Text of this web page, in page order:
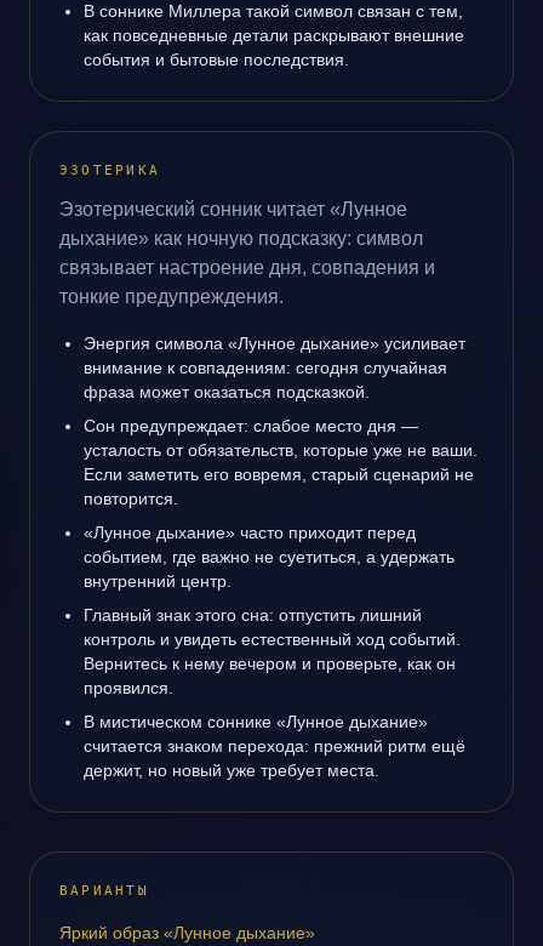
В соннике Миллера такой символ связан с тем,
как повседневные детали раскрывают внешние
события и бытовые последствия.
ЭЗОТЕРИКА
Эзотерический сонник читает «Лунное
дыхание» как ночную подсказку: символ
связывает настроение дня, совпадения и
тонкие предупреждения.
Энергия символа «Лунное дыхание» усиливает
внимание к совпадениям: сегодня случайная
фраза может оказаться подсказкой.
Сон предупреждает: слабое место дня —
усталость от обязательств, которые уже не ваши.
Если заметить его вовремя, старый сценарий не
повторится.
«Лунное дыхание» часто приходит перед
событием, где важно не суетиться, а удержать
внутренний центр.
Главный знак этого сна: отпустить лишний
контроль и увидеть естественный ход событий.
Вернитесь к нему вечером и проверьте, как он
проявился.
В мистическом соннике «Лунное дыхание»
считается знаком перехода: прежний ритм ещё
держит, но новый уже требует места.
ВАРИАНТЫ
Яркий образ «Лунное дыхание»